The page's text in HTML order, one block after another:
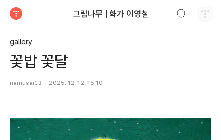
그림나무 | 화가 이영철
gallery
꽃밥 꽃달
namusai33 2025. 12. 12. 15:10